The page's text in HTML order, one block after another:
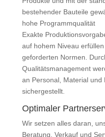
bestehender Bauteile
hohe Programmqualität
Exakte
auf hohem Niveau
geforderten Normen.
Qualitätsmanagement
an Personal, Material
sichergestellt.
Optimaler
Wir setzen alles daran,
Beratung, Verkauf und